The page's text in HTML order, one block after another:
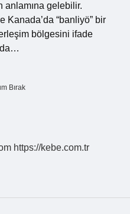
gelebilir.
“banliyö” bir
bölgesini ifade
Bırak
https://kebe.com.tr